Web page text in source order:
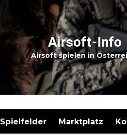
Airsoft-Info
Airsoft spielen in
Spielfelder Marktplatz